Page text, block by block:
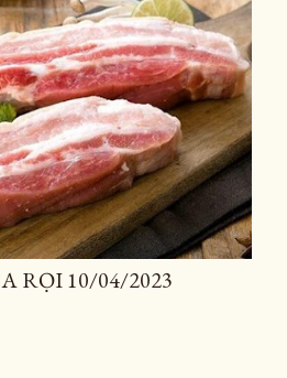
RỌI 10/04/2023